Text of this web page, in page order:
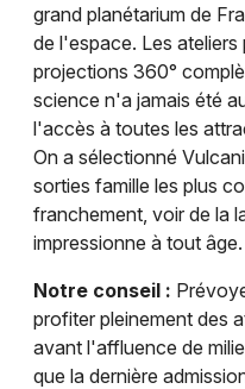
grand planétarium de
de l'espace. Les ateliers
projections 360°
science n'a jamais été
l'accès à toutes les
On a sélectionné
sorties famille les plus
franchement, voir de la
impressionne à tout âge.
Notre conseil :
profiter pleinement des
avant l'affluence de
que la dernière